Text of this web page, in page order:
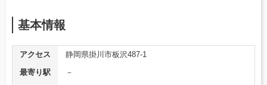
基本情報
アクセス
静岡県掛川市板沢487-1
最寄り駅
－